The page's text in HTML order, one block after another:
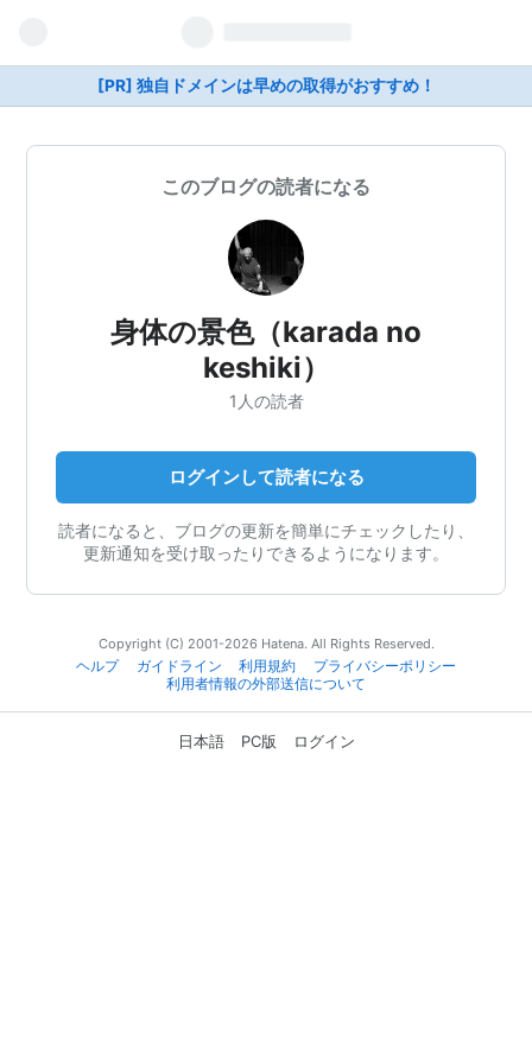
[PR] 独自ドメインは早めの取得がおすすめ！
このブログの読者になる
身体の景色（karada no
keshiki）
1人の読者
ログインして読者になる
読者になると、ブログの更新を簡単にチェックしたり、
更新通知を受け取ったりできるようになります。
Copyright (C) 2001-2026 Hatena. All Rights Reserved.
ヘルプ
ガイドライン 利用規約
プライバシーポリシー
利用者情報の外部送信について
日本語 PC版 ログイン